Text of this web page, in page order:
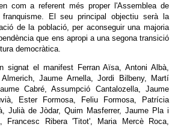
com a referent més proper l'Assemblea de
El seu principal objectiu serà la
de la població, per aconseguir una majoria
que ens apropi a una segona transició
democràtica.
signat el manifest Ferran Aïsa, Antoni Albà,
Jaume Arnella, Jordi Bilbeny, Martí
Cabré, Assumpció Cantalozella, Jaume
Ester Formosa, Feliu Formosa, Patrícia
Julià de Jòdar, Quim Masferrer, Jaume Pla i
Francesc Ribera 'Titot', Maria Mercè Roca,